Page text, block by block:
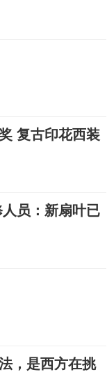
复古印花西装
员：新扇叶已
，是西方在挑